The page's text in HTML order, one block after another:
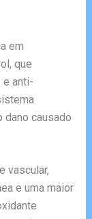
em
que
anti-
dano causado
vascular,
e uma maior